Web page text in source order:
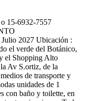
15-6932-7557
2027 Ubicación :
el verde del Botánico,
el Shopping Alto
Av S.ortiz, de la
de transporte y
unidades de 1
con baño y toilette, en